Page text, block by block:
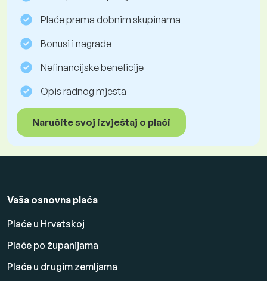
Plaće prema dobnim skupinama
Bonusi i nagrade
Nefinancijske beneficije
Opis radnog mjesta
Naručite svoj izvještaj o plaći
Vaša osnovna plaća
Plaće u Hrvatskoj
Plaće po županijama
Plaće u drugim zemljama